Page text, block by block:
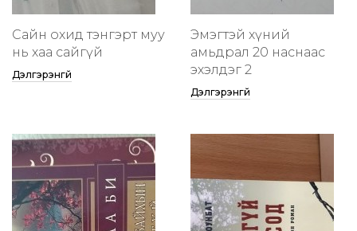
Сайн охид тэнгэрт муу
нь хаа сайгүй
Дэлгэрэнгүй
Эмэгтэй хүний
амьдрал 20 наснаас
эхэлдэг 2
Дэлгэрэнгүй